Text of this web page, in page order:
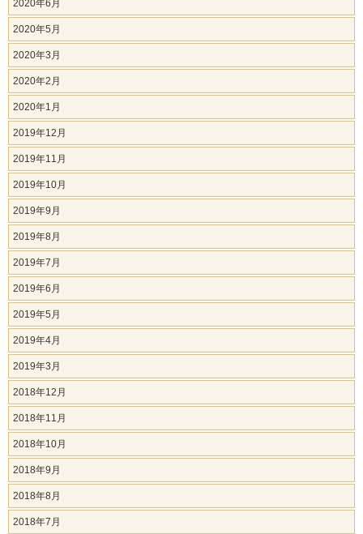
2020年6月
2020年5月
2020年3月
2020年2月
2020年1月
2019年12月
2019年11月
2019年10月
2019年9月
2019年8月
2019年7月
2019年6月
2019年5月
2019年4月
2019年3月
2018年12月
2018年11月
2018年10月
2018年9月
2018年8月
2018年7月